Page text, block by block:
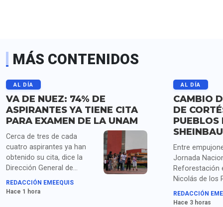
MÁS CONTENIDOS
AL DÍA
VA DE NUEZ: 74% DE
ASPIRANTES YA TIENE CITA
PARA EXAMEN DE LA UNAM
Cerca de tres de cada
cuatro aspirantes ya han
obtenido su cita, dice la
Dirección General de
Administración Escolar de
la UNAM, mientras siguen
REDACCIÓN EMEEQUIS
Hace 1 hora
AL DÍA
CAMBIO
DE
PUEBLOS
Entre
Jornada
Reforestación
Nicolás de los
Puebla,
el cambio de
REDACCIÓN
Hace 3 horas